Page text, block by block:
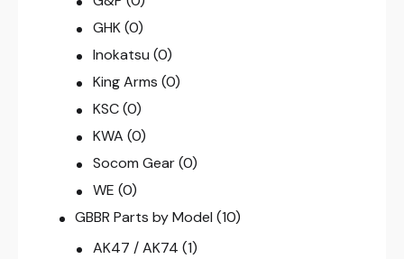
GHK (0)
Inokatsu (0)
King Arms (0)
KSC (0)
KWA (0)
Socom Gear (0)
WE (0)
GBBR Parts by Model (10)
AK47 / AK74 (1)